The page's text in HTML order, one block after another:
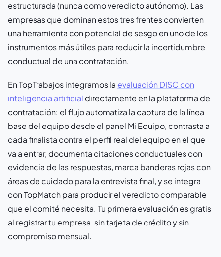
estructurada (nunca como veredicto autónomo). Las
empresas que dominan estos tres frentes convierten
una herramienta con potencial de sesgo en uno de los
instrumentos más útiles para reducir la incertidumbre
conductual de una contratación.
En TopTrabajos integramos la evaluación DISC con
inteligencia artificial directamente en la plataforma de
contratación: el flujo automatiza la captura de la línea
base del equipo desde el panel Mi Equipo, contrasta a
cada finalista contra el perfil real del equipo en el que
va a entrar, documenta citaciones conductuales con
evidencia de las respuestas, marca banderas rojas con
áreas de cuidado para la entrevista final, y se integra
con TopMatch para producir el veredicto comparable
que el comité necesita. Tu primera evaluación es gratis
al registrar tu empresa, sin tarjeta de crédito y sin
compromiso mensual.